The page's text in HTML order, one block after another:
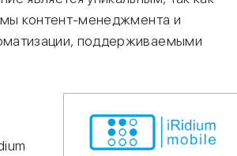
контент-менеджмента и
поддерживаемыми